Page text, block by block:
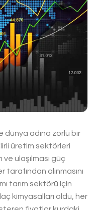
dünya adına zorlu bir
üretim sektörleri
ve ulaşılması güç
alınmasını
tarım sektörü için
kimyasalları oldu, her